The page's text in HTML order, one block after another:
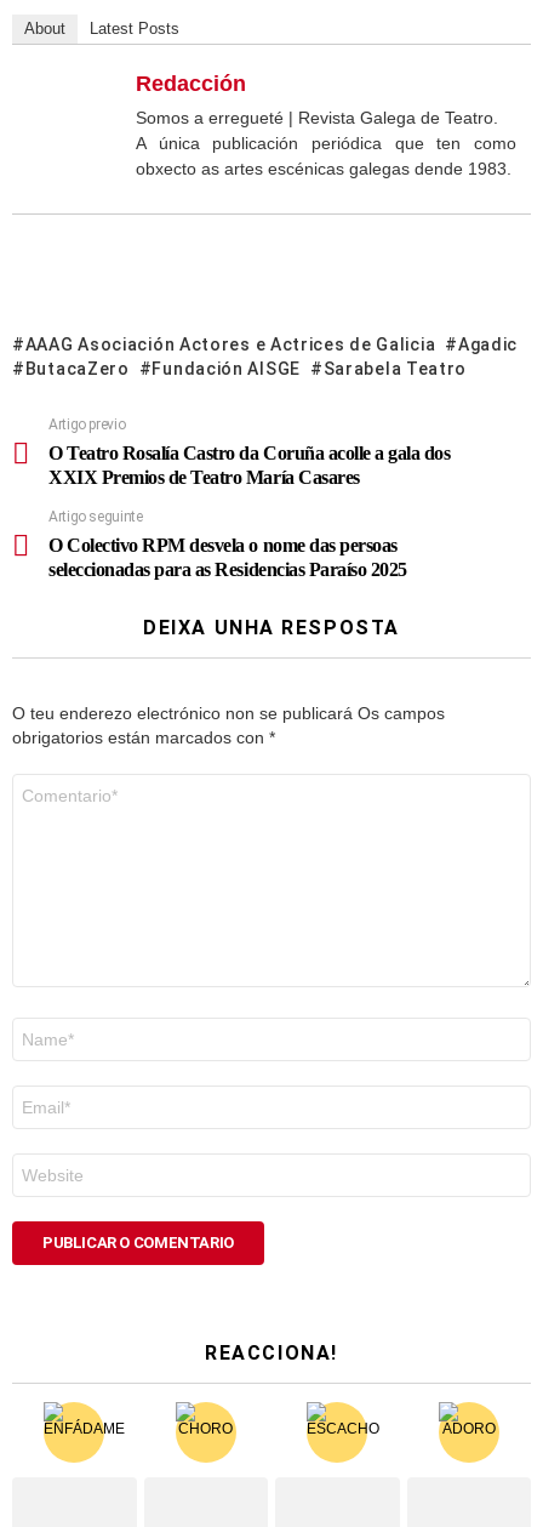
About Latest Posts
Redacción
Somos a erregueté | Revista Galega de Teatro.
A única publicación periódica que ten como
obxecto as artes escénicas galegas dende 1983.
AAAG Asociación Actores e Actrices de Galicia
Agadic
ButacaZero
Fundación AISGE Sarabela Teatro
Artigo previo
O Teatro Rosalía Castro da Coruña acolle a gala dos
XXIX Premios de Teatro María Casares
Artigo seguinte
O Colectivo RPM desvela o nome das persoas
seleccionadas para as Residencias Paraíso 2025
DEIXA UNHA RESPOSTA
O teu enderezo electrónico non se publicará Os campos
obrigatorios están marcados con *
electrónico
*
REACCIONA!